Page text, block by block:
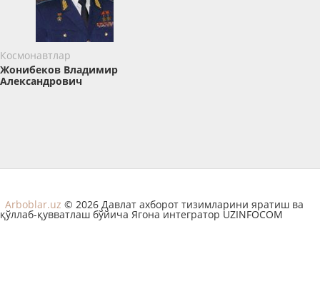
Космонавтлар
Жонибеков Владимир
Александрович
Arboblar.uz © 2026 Давлат ахборот тизимларини яратиш ва
қўллаб-қувватлаш бўйича Ягона интегратор UZINFOCOM